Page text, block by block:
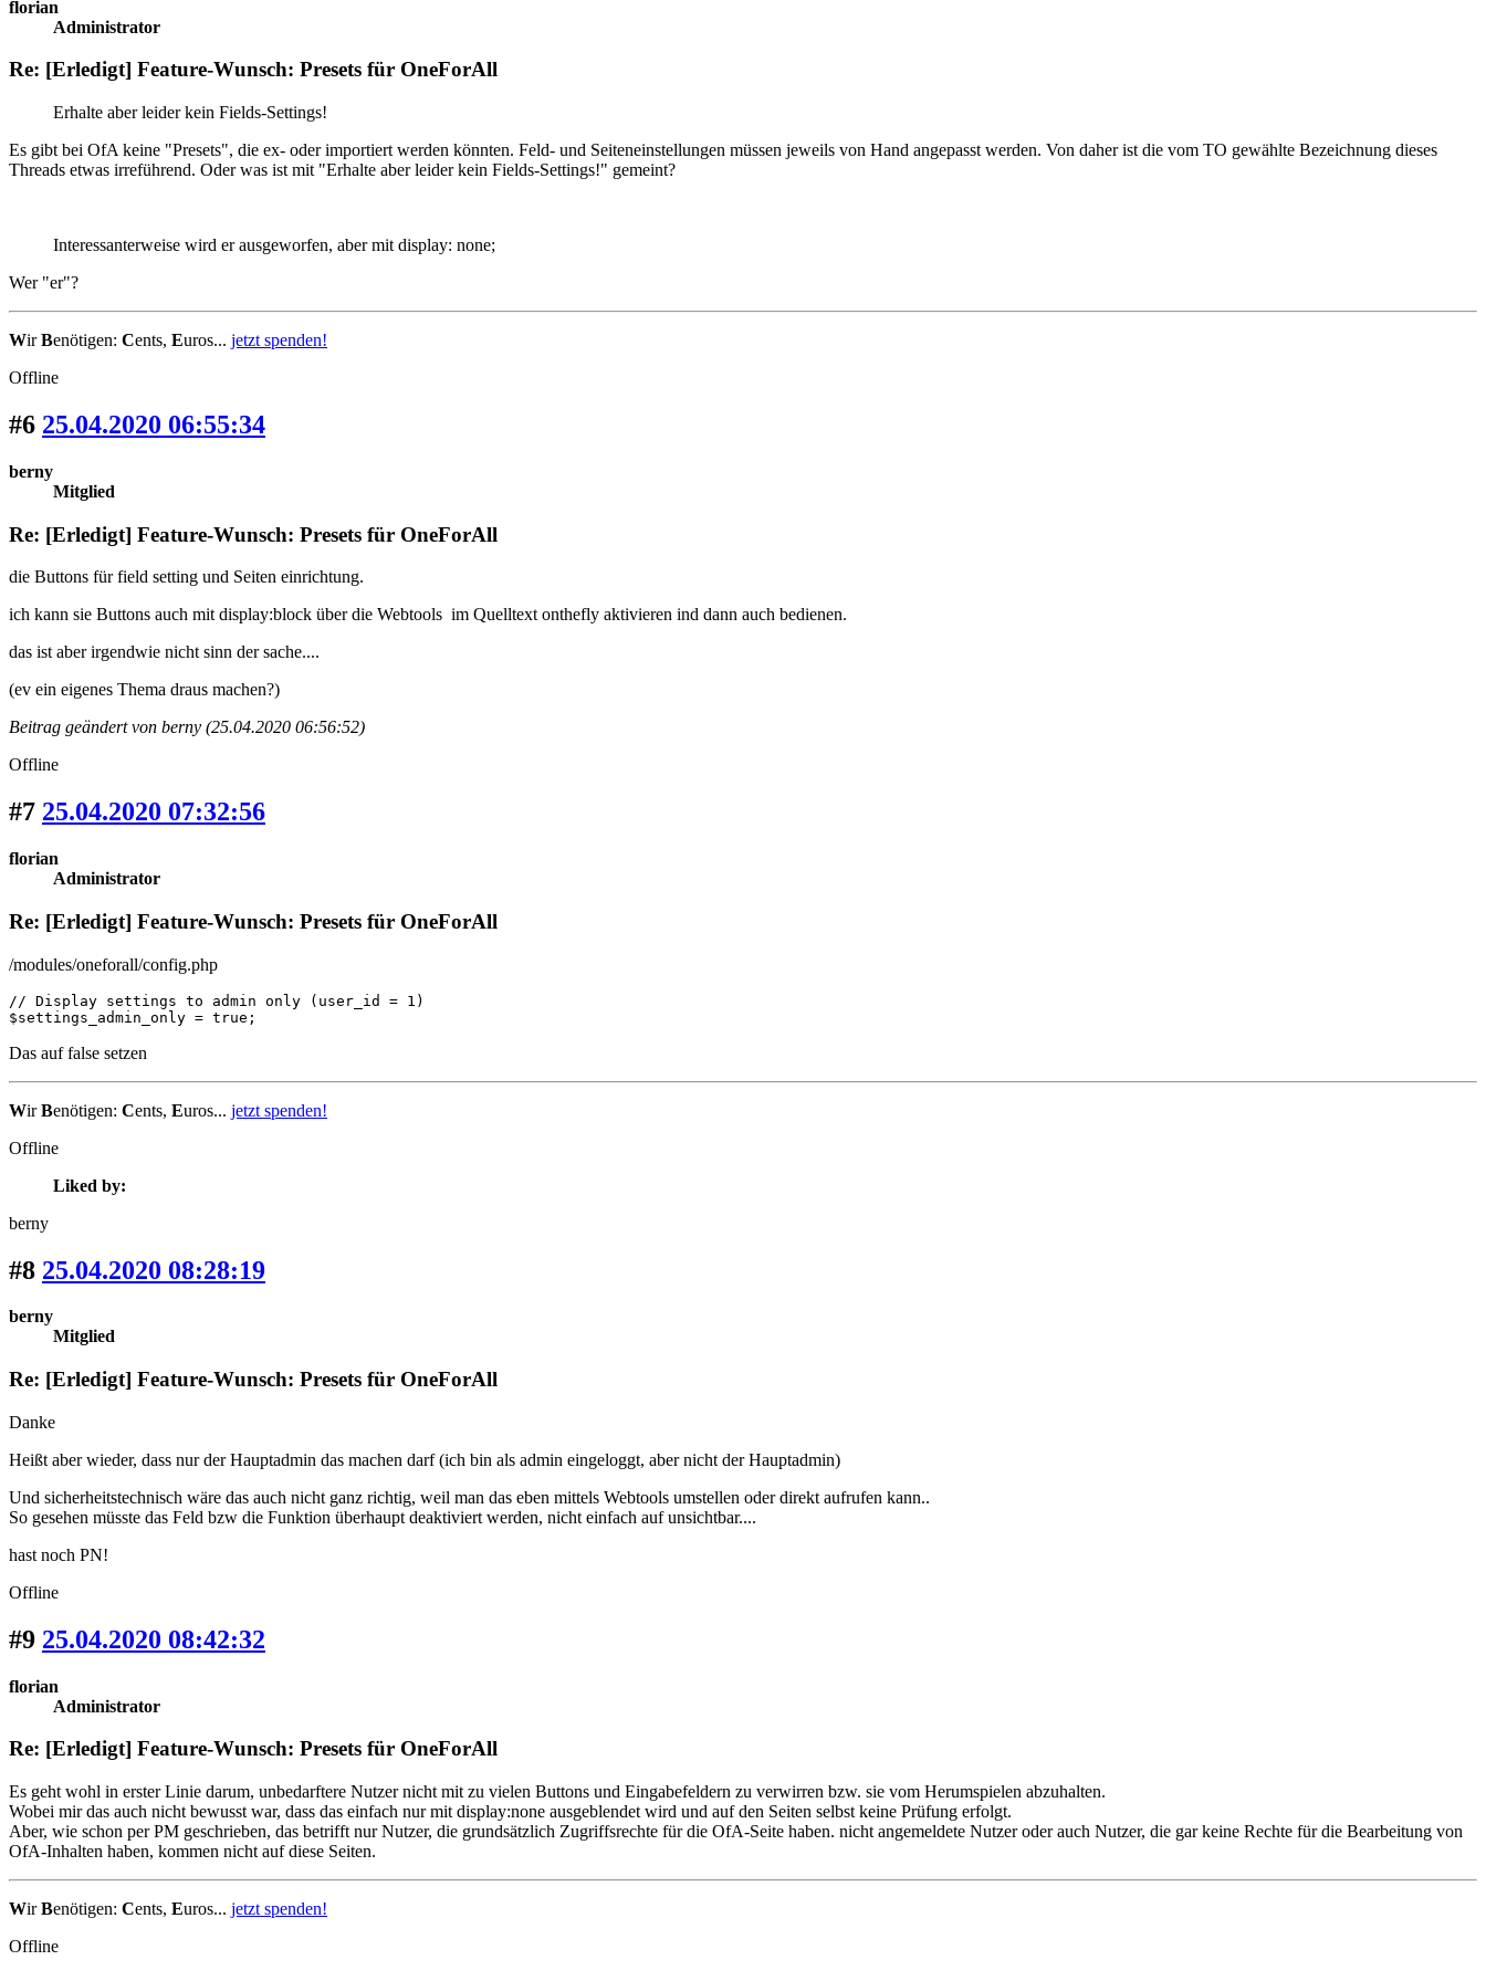
florian
Administrator
Re: [Erledigt] Feature-Wunsch: Presets für OneForAll
Erhalte aber leider kein Fields-Settings!
Es gibt bei OfA keine "Presets", die ex- oder importiert werden könnten. Feld- und Seiteneinstellungen müssen jeweils von Hand angepasst werden. Von daher ist die vom TO gewählte Bezeichnung dieses
Threads etwas irreführend. Oder was ist mit "Erhalte aber leider kein Fields-Settings!" gemeint?
Interessanterweise wird er ausgeworfen, aber mit display: none;
Wer "er"?
WirBenötigen: Cents, Euros... jetzt spenden!
Offline
#6 25.04.2020 06:55:34
berny
Mitglied
Re: [Erledigt] Feature-Wunsch: Presets für OneForAll
die Buttons für field setting und Seiten einrichtung.
ich kann sie Buttons auch mit display:block über die Webtools im Quelltext onthefly aktivieren ind dann auch bedienen.
das ist aber irgendwie nicht sinn der sache....
(ev ein eigenes Thema draus machen?)
Beitrag geändert von berny (25.04.2020 06:56:52)
Offline
#7 25.04.2020 07:32:56
florian
Administrator
Re: [Erledigt] Feature-Wunsch: Presets für OneForAll
/modules/oneforall/config.php
// Display settings to admin only (user_id = 1)
$settings_admin_only = true;
Das auf false setzen
WirBenötigen: Cents, Euros... jetzt spenden!
Offline
Liked by:
berny
#8 25.04.2020 08:28:19
berny
Mitglied
Re: [Erledigt] Feature-Wunsch: Presets für OneForAll
Danke
Heißt aber wieder, dass nur der Hauptadmin das machen darf (ich bin als admin eingeloggt, aber nicht der Hauptadmin)
Und sicherheitstechnisch wäre das auch nicht ganz richtig, weil man das eben mittels Webtools umstellen oder direkt aufrufen kann..
So gesehen müsste das Feld bzw die Funktion überhaupt deaktiviert werden, nicht einfach auf unsichtbar....
hast noch PN!
Offline
#9 25.04.2020 08:42:32
florian
Administrator
Re: [Erledigt] Feature-Wunsch: Presets für OneForAll
Es geht wohl in erster Linie darum, unbedarftere Nutzer nicht mit zu vielen Buttons und Eingabefeldern zu verwirren bzw. sie vom Herumspielen abzuhalten.
Wobei mir das auch nicht bewusst war, dass das einfach nur mit display:none ausgeblendet wird und auf den Seiten selbst keine Prüfung erfolgt.
Aber, wie schon per PM geschrieben, das betrifft nur Nutzer, die grundsätzlich Zugriffsrechte für die OfA-Seite haben. nicht angemeldete Nutzer oder auch Nutzer, die gar keine Rechte für die Bearbeitung von
OfA-Inhalten haben, kommen nicht auf diese Seiten.
WirBenötigen: Cents, Euros... jetzt spenden!
Offline